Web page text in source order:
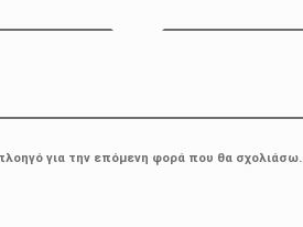
για την επόμενη φορά που θα σχολιάσω.